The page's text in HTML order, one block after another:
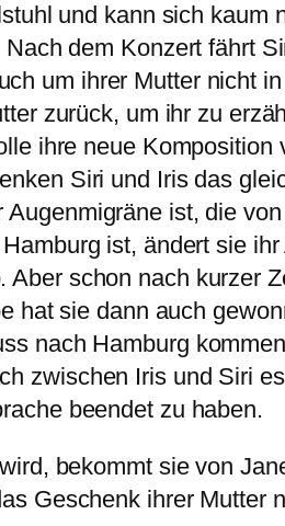
und kann sich kaum
dem Konzert fährt
um ihrer Mutter nicht
zurück, um ihr zu
ihre neue
Siri und Iris das
ist, die
ist, ändert sie
Aber schon nach
hat sie dann auch
nach Hamburg
zwischen Iris und Siri
beendet zu haben.
bekommt sie von
Geschenk ihrer Mutter